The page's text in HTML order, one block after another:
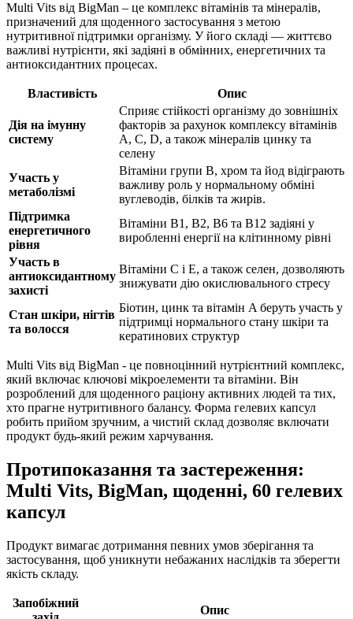
Multi Vits від BigMan – це комплекс вітамінів та мінералів,
призначений для щоденного застосування з метою
нутритивної підтримки організму. У його складі — життєво
важливі нутрієнти, які задіяні в обмінних, енергетичних та
антиоксидантних процесах.
Властивість Опис
Дія на імунну
систему
Сприяє стійкості організму до зовнішніх
факторів за рахунок комплексу вітамінів
A, C, D, а також мінералів цинку та
селену
Участь у
метаболізмі
Вітаміни групи B, хром та йод відіграють
важливу роль у нормальному обміні
вуглеводів, білків та жирів.
Підтримка
енергетичного
рівня
Вітаміни B1, B2, B6 та B12 задіяні у
виробленні енергії на клітинному рівні
Участь в
антиоксидантному
захисті
Вітаміни C і E, а також селен, дозволяють
знижувати дію окислювального стресу
Стан шкіри, нігтів
та волосся
Біотин, цинк та вітамін A беруть участь у
підтримці нормального стану шкіри та
кератинових структур
Multi Vits від BigMan - це повноцінний нутрієнтний комплекс,
який включає ключові мікроелементи та вітаміни. Він
розроблений для щоденного раціону активних людей та тих,
хто прагне нутритивного балансу. Форма гелевих капсул
робить прийом зручним, а чистий склад дозволяє включати
продукт будь-який режим харчування.
Протипоказання та застереження:
Multi Vits, BigMan, щоденні, 60 гелевих
капсул
Продукт вимагає дотримання певних умов зберігання та
застосування, щоб уникнути небажаних наслідків та зберегти
якість складу.
Запобіжний
Опис